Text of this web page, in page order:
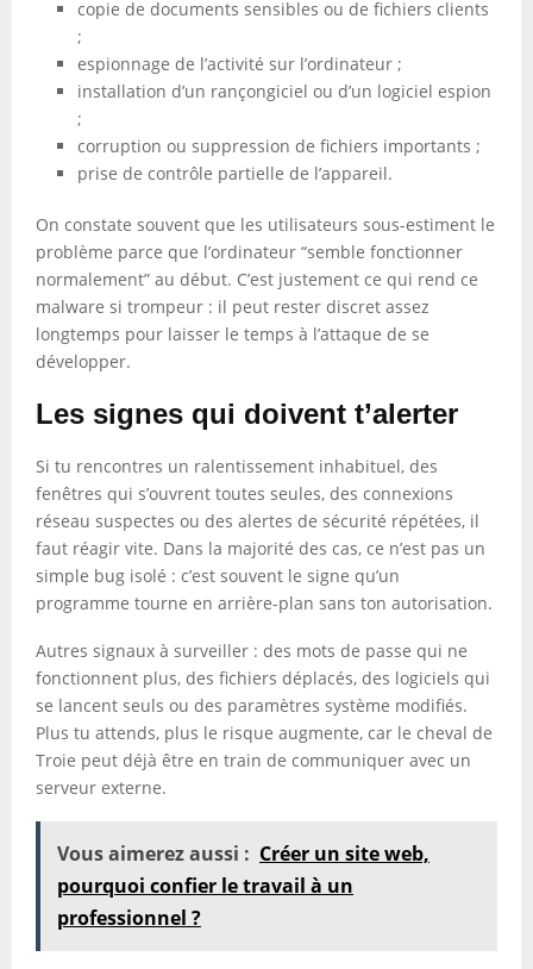
copie de documents sensibles ou de fichiers clients
;
espionnage de l’activité sur l’ordinateur ;
installation d’un rançongiciel ou d’un logiciel espion
;
corruption ou suppression de fichiers importants ;
prise de contrôle partielle de l’appareil.
On constate souvent que les utilisateurs sous-estiment le
problème parce que l’ordinateur “semble fonctionner
normalement” au début. C’est justement ce qui rend ce
malware si trompeur : il peut rester discret assez
longtemps pour laisser le temps à l’attaque de se
développer.
Les signes qui doivent t’alerter
Si tu rencontres un ralentissement inhabituel, des
fenêtres qui s’ouvrent toutes seules, des connexions
réseau suspectes ou des alertes de sécurité répétées, il
faut réagir vite. Dans la majorité des cas, ce n’est pas un
simple bug isolé : c’est souvent le signe qu’un
programme tourne en arrière-plan sans ton autorisation.
Autres signaux à surveiller : des mots de passe qui ne
fonctionnent plus, des fichiers déplacés, des logiciels qui
se lancent seuls ou des paramètres système modifiés.
Plus tu attends, plus le risque augmente, car le cheval de
Troie peut déjà être en train de communiquer avec un
serveur externe.
Vous aimerez aussi : Créer un site web,
pourquoi confier le travail à un
professionnel ?